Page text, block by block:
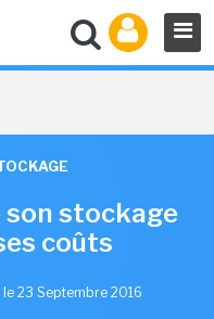
stockage
coûts
le 23 Septembre 2016